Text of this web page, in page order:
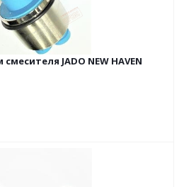
JADO NEW HAVEN